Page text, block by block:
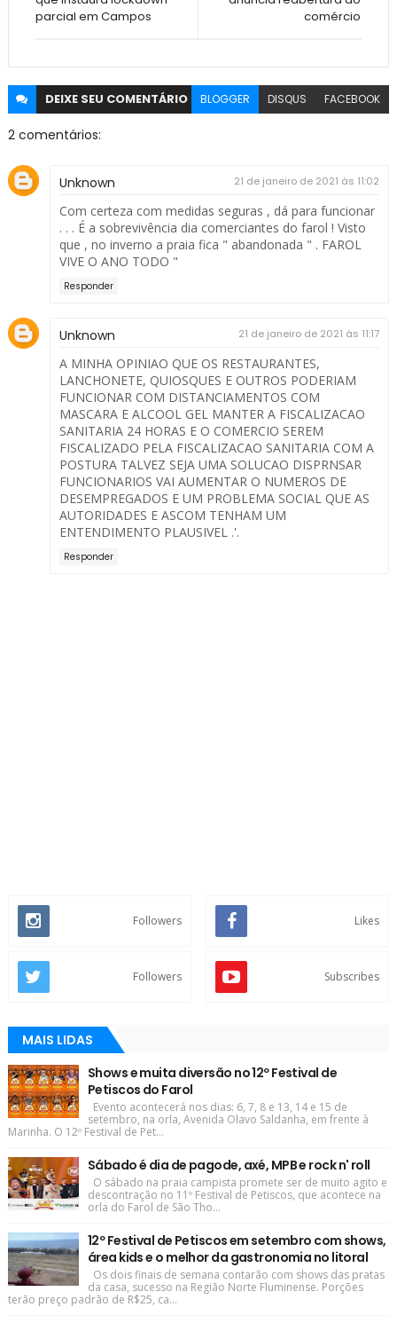
comércio
parcial em Campos
DEIXE SEU COMENTÁRIO BLOGGER DISQUS FACEBOOK
2 comentários:
Unknown 21 de janeiro de 2021 às 11:02
Com certeza com medidas seguras , dá para funcionar
. . . É a sobrevivência dia comerciantes do farol ! Visto
que , no inverno a praia fica " abandonada " . FAROL
VIVE O ANO TODO "
Responder
Unknown 21 de janeiro de 2021 às 11:17
A MINHA OPINIAO QUE OS RESTAURANTES,
LANCHONETE, QUIOSQUES E OUTROS PODERIAM
FUNCIONAR COM DISTANCIAMENTOS COM
MASCARA E ALCOOL GEL MANTER A FISCALIZACAO
SANITARIA 24 HORAS E O COMERCIO SEREM
FISCALIZADO PELA FISCALIZACAO SANITARIA COM A
POSTURA TALVEZ SEJA UMA SOLUCAO DISPRNSAR
FUNCIONARIOS VAI AUMENTAR O NUMEROS DE
DESEMPREGADOS E UM PROBLEMA SOCIAL QUE AS
AUTORIDADES E ASCOM TENHAM UM
ENTENDIMENTO PLAUSIVEL .'.
Responder
Followers Likes
Followers Subscribes
MAIS LIDAS
Shows e muita diversão no 12º Festival de
Petiscos do Farol
Evento acontecerá nos dias: 6, 7, 8 e 13, 14 e 15 de
setembro, na orla, Avenida Olavo Saldanha, em frente à
Marinha. O 12º Festival de Pet...
Sábado é dia de pagode, axé, MPB e rock n' roll
O sábado na praia campista promete ser de muito agito e
descontração no 11º Festival de Petiscos, que acontece na
orla do Farol de São Tho...
12º Festival de Petiscos em setembro com shows,
área kids e o melhor da gastronomia no litoral
Os dois finais de semana contarão com shows das pratas
da casa, sucesso na Região Norte Fluminense. Porções
terão preço padrão de R$25, ca...